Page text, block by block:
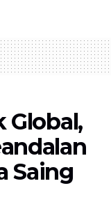
Global,
Saing